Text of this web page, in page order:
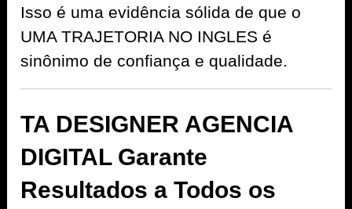
Isso é uma evidência sólida de que o
UMA TRAJETORIA NO INGLES é
sinônimo de confiança e qualidade.
TA DESIGNER AGENCIA
DIGITAL Garante
Resultados a Todos os